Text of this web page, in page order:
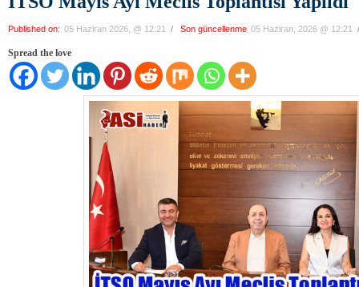
Published on: 05 Haziran 2026, @ 12:21 / Son güncellenme 05 Haziran, 2026 @ 12:21
Spread the love